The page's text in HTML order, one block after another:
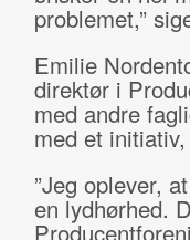
problemet,”
Emilie
direktør i
med andre
med et
”Jeg oplever,
en lydhørhed.